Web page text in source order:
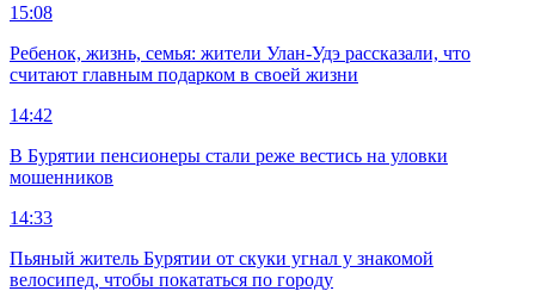
15:08
Ребенок, жизнь, семья: жители Улан-Удэ рассказали, что
считают главным подарком в своей жизни
14:42
В Бурятии пенсионеры стали реже вестись на уловки
мошенников
14:33
Пьяный житель Бурятии от скуки угнал у знакомой
велосипед, чтобы покататься по городу